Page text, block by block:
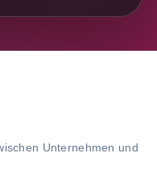
Unternehmen und